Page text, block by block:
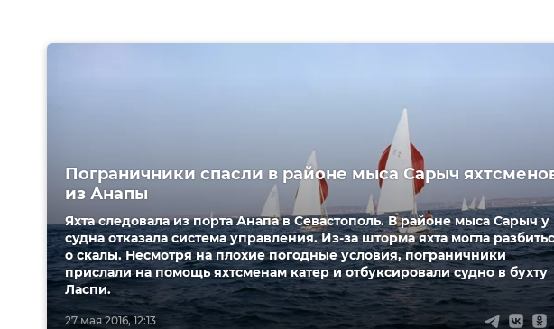
27 мая 2016, 12:13
Пограничники спасли в районе мыса Сарыч
из Анапы
Яхта следовала из порта Анапа в Севастополь. В районе мыса Сарыч у
судна отказала система управления. Из-за шторма яхта могла
о скалы. Несмотря на плохие погодные условия, пограничники
прислали на помощь яхтсменам катер и отбуксировали судно в бухту
Ласпи.